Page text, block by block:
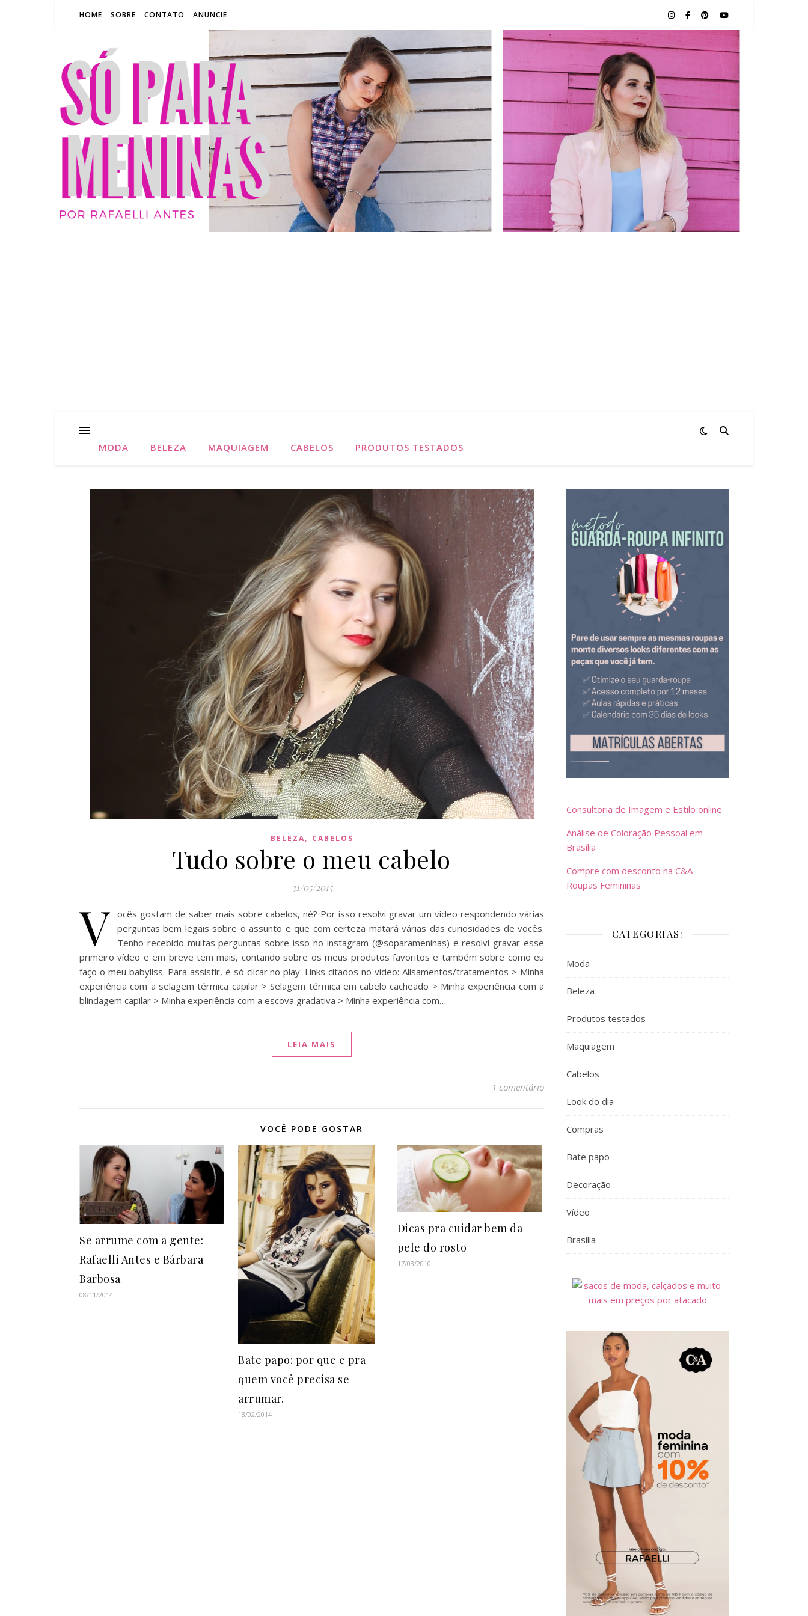
HOME SOBRE CONTATO ANUNCIE
SÓ PARA MENINAS |
BLOG FEMININO POR
RAFAELLI ANTES
MODA BELEZA MAQUIAGEM CABELOS PRODUTOS TESTADOS
BELEZA, CABELOS
Tudo sobre o meu cabelo
31/05/2015
V ocês gostam de saber mais sobre cabelos, né? Por isso resolvi gravar um vídeo respondendo várias
perguntas bem legais sobre o assunto e que com certeza matará várias das curiosidades de vocês.
Tenho recebido muitas perguntas sobre isso no instagram (@soparameninas) e resolvi gravar esse
primeiro vídeo e em breve tem mais, contando sobre os meus produtos favoritos e também sobre como eu
faço o meu babyliss. Para assistir, é só clicar no play: Links citados no vídeo: Alisamentos/tratamentos > Minha
experiência com a selagem térmica capilar > Selagem térmica em cabelo cacheado > Minha experiência com a
blindagem capilar > Minha experiência com a escova gradativa > Minha experiência com…
LEIA MAIS
1 comentário
VOCÊ PODE GOSTAR
Se arrume com a gente:
Rafaelli Antes e Bárbara
Barbosa
08/11/2014
Bate papo: por que e pra
quem você precisa se
arrumar.
13/02/2014
Dicas pra cuidar bem da
pele do rosto
17/03/2010
Consultoria de Imagem e Estilo online
Análise de Coloração Pessoal em
Brasília
Compre com desconto na C&A –
Roupas Femininas
CATEGORIAS:
Moda
Beleza
Produtos testados
Maquiagem
Cabelos
Look do dia
Compras
Bate papo
Decoração
Vídeo
Brasília